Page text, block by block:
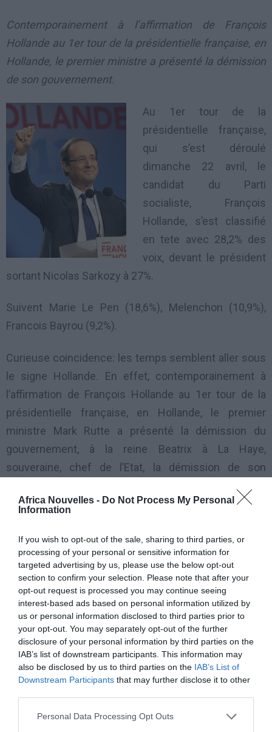
Africa Nouvelles - Do Not Process My Personal
Information
If you wish to opt-out of the sale, sharing to third parties, or
processing of your personal or sensitive information for
targeted advertising by us, please use the below opt-out
section to confirm your selection. Please note that after your
opt-out request is processed you may continue seeing
interest-based ads based on personal information utilized by
us or personal information disclosed to third parties prior to
your opt-out. You may separately opt-out of the further
disclosure of your personal information by third parties on the
IAB’s list of downstream participants. This information may
also be disclosed by us to third parties on the IAB’s List of
Downstream Participants that may further disclose it to other
Personal Data Processing Opt Outs
Contemporainement à l’affirmation de François
Hollande au 1er tour de la présidentielle française, en
Hollande, le premier ministre a présenté la démission
de son gouvernement.
Au 1er tour de la
présidentielle française,
qui s’est déroulé
dimanche 22 avril, le
candidat du Parti
socialiste, François
Hollande, s’est classifié
en tete avec 28,2% des
voix, devant le président
sortant Nicolas Sarkozy à 27%.
Suivent Marie Le Pen (18,6%), Melenchon (10,9%),
Francois Bayrou (9,2%).
Curieuse coincidence: les temps semblent aller sous
le signe Hollande. En effet, contemporainement à
l’affirmation de François Hollande au 1er tour de la
présidentielle française, en Hollande, le premier
ministre Mark Rutte a présenté la démission du
gouvernement, à la reine Beatrix à La Haye,
souveraine, chef de l’Etat, la démission de son
Mark Rutte avait présidé un conseil des ministres
extraordinaire, après l’échec samedi des négociations
entamées le 5 mars entre son gouvernement de
centre-droit et son allié au parlement, le parti
d’extrême-droite de Geert Wilders.
gouvernement
de Mark Rutte a
perdu sa
majorité, l’allié
PVV a claqué la